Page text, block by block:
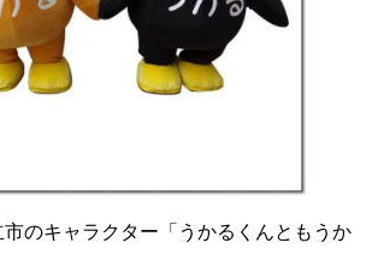
市のキャラクター「うかるくんともうか